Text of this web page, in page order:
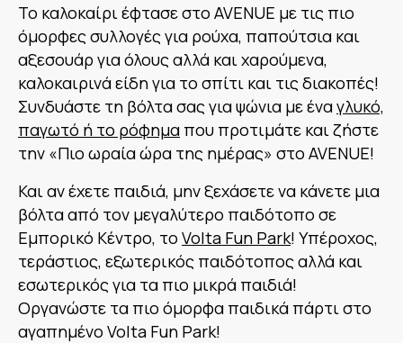
Το καλοκαίρι έφτασε στο AVENUE με τις πιο
όμορφες συλλογές για ρούχα, παπούτσια και
αξεσουάρ για όλους αλλά και χαρούμενα,
καλοκαιρινά είδη για το σπίτι και τις διακοπές!
Συνδυάστε τη βόλτα σας για ψώνια με έναγλυκό,
παγωτό ή το ρόφημα που προτιμάτε και ζήστε
την «Πιο ωραία ώρα της ημέρας» στο AVENUE!
Και αν έχετε παιδιά, μην ξεχάσετε να κάνετε μια
βόλτα από τον μεγαλύτερο παιδότοπο σε
Εμπορικό Κέντρο, το Volta Fun Park! Υπέροχος,
τεράστιος, εξωτερικός παιδότοπος αλλά και
εσωτερικός για τα πιο μικρά παιδιά!
Οργανώστε τα πιο όμορφα παιδικά πάρτι στο
αγαπημένο Volta Fun Park!